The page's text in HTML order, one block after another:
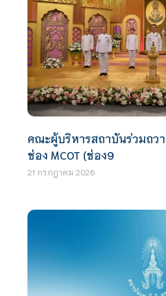
คณะผู้บริหารสถาบันร่วมถว
ช่อง MCOT (ช่อง9
21 กรกฎาคม 2026